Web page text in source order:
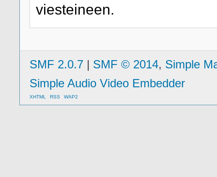
viesteineen.
SMF 2.0.7 | SMF © 2014, Simple
Simple Audio Video Embedder
XHTML RSS WAP2